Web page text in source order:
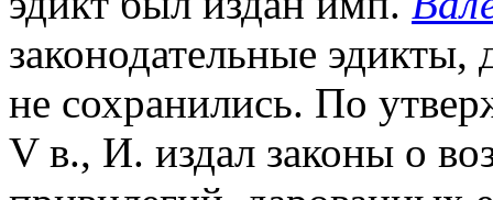
законодательные
не сохранились. По
V в., И. издал законы о